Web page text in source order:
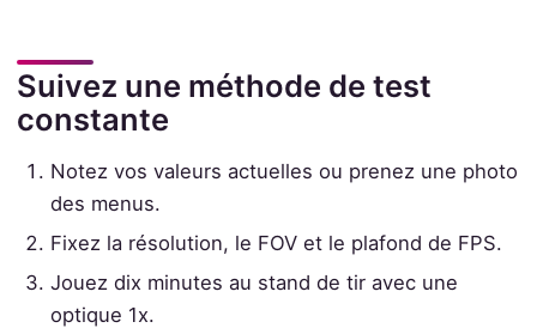
Suivez une méthode de test
constante
Notez vos valeurs actuelles ou prenez une photo
des menus.
Fixez la résolution, le FOV et le plafond de FPS.
Jouez dix minutes au stand de tir avec une
optique 1x.